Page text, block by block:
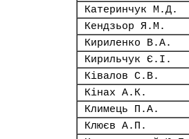
Катеринчук М.Д.
Кендзьор Я.М.
Кириленко В.А.
Кирильчук Є.І.
Ківалов С.В.
Кінах А.К.
Климець П.А.
Клюєв А.П.